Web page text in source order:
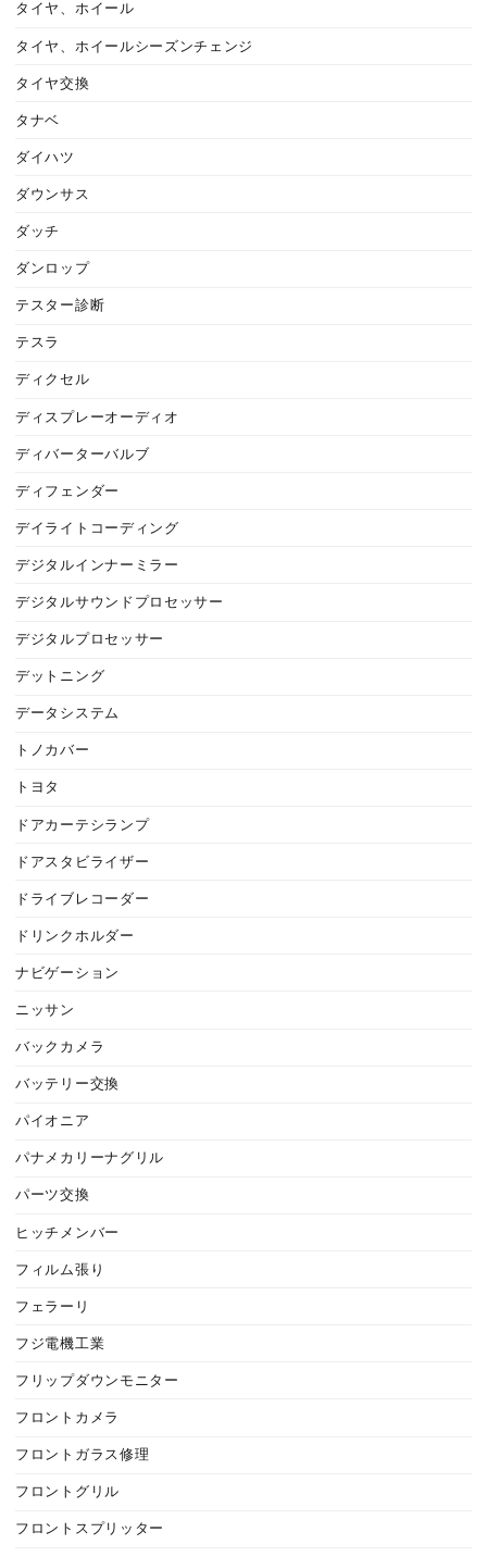
タイヤ、ホイール
タイヤ、ホイールシーズンチェンジ
タイヤ交換
タナベ
ダイハツ
ダウンサス
ダッチ
ダンロップ
テスター診断
テスラ
ディクセル
ディスプレーオーディオ
ディバーターバルブ
ディフェンダー
デイライトコーディング
デジタルインナーミラー
デジタルサウンドプロセッサー
デジタルプロセッサー
デットニング
データシステム
トノカバー
トヨタ
ドアカーテシランプ
ドアスタビライザー
ドライブレコーダー
ドリンクホルダー
ナビゲーション
ニッサン
バックカメラ
バッテリー交換
パイオニア
パナメカリーナグリル
パーツ交換
ヒッチメンバー
フィルム張り
フェラーリ
フジ電機工業
フリップダウンモニター
フロントカメラ
フロントガラス修理
フロントグリル
フロントスプリッター